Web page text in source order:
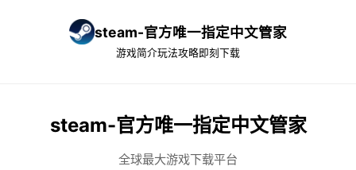
steam-官方唯一指定中文管家
游戏简介玩法攻略即刻下载
steam-官方唯一指定中文管家
全球最大游戏下载平台